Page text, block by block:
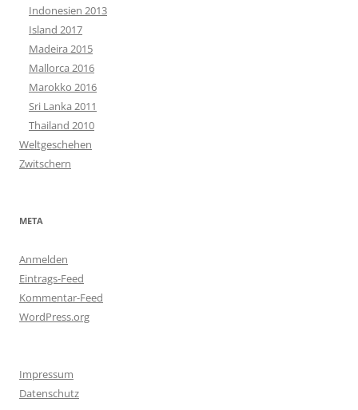
Indonesien 2013
Island 2017
Madeira 2015
Mallorca 2016
Marokko 2016
Sri Lanka 2011
Thailand 2010
Weltgeschehen
Zwitschern
META
Anmelden
Eintrags-Feed
Kommentar-Feed
WordPress.org
Impressum
Datenschutz